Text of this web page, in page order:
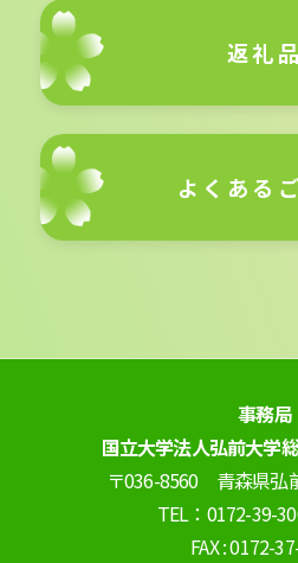
返礼品
よくある
事務局
国立大学法人弘前大学
〒036-8560 青森県弘
TEL：0172-39-
FAX : 0172-